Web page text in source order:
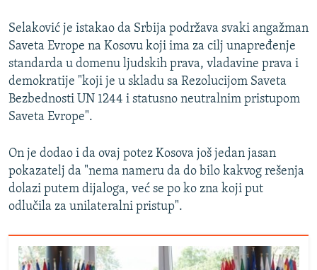
Selaković je istakao da Srbija podržava svaki angažman
Saveta Evrope na Kosovu koji ima za cilj unapređenje
standarda u domenu ljudskih prava, vladavine prava i
demokratije "koji je u skladu sa Rezolucijom Saveta
Bezbednosti UN 1244 i statusno neutralnim pristupom
Saveta Evrope".
On je dodao i da ovaj potez Kosova još jedan jasan
pokazatelj da "nema nameru da do bilo kakvog rešenja
dolazi putem dijaloga, već se po ko zna koji put
odlučila za unilateralni pristup".